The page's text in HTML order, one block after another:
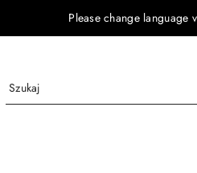
Please change language